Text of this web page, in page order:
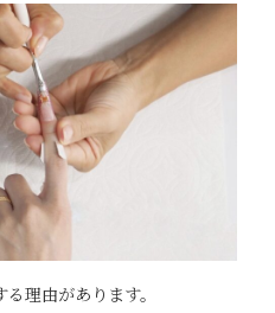
理由があります。